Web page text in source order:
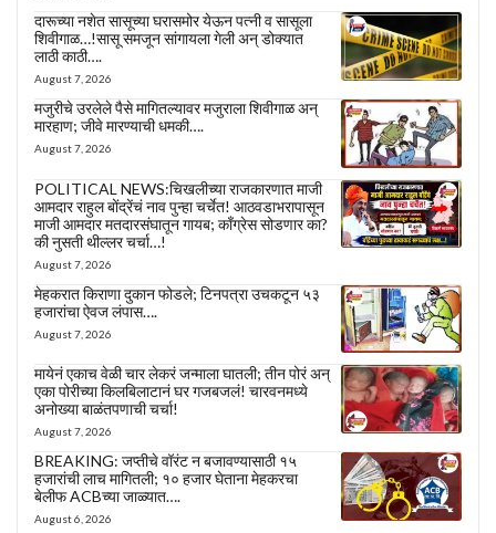
दारूच्या नशेत सासूच्या घरासमोर येऊन पत्नी व सासूला
शिवीगाळ…!सासू समजून सांगायला गेली अन् डोक्यात
लाठी काठी….
August 7, 2026
मजुरीचे उरलेले पैसे मागितल्यावर मजुराला शिवीगाळ अन्
मारहाण; जीवे मारण्याची धमकी….
August 7, 2026
POLITICAL NEWS:चिखलीच्या राजकारणात माजी
आमदार राहुल बोंद्रेंचं नाव पुन्हा चर्चेत! आठवडाभरापासून
माजी आमदार मतदारसंघातून गायब; काँग्रेस सोडणार का?
की नुसती थील्लर चर्चा…!
August 7, 2026
मेहकरात किराणा दुकान फोडले; टिनपत्रा उचकटून ५३
हजारांचा ऐवज लंपास….
August 7, 2026
मायेनं एकाच वेळी चार लेकरं जन्माला घातली; तीन पोरं अन्
एका पोरीच्या किलबिलाटानं घर गजबजलं! चारवनमध्ये
अनोख्या बाळंतपणाची चर्चा!
August 7, 2026
BREAKING: जप्तीचे वॉरंट न बजावण्यासाठी १५
हजारांची लाच मागितली; १० हजार घेताना मेहकरचा
बेलीफ ACBच्या जाळ्यात….
August 6, 2026